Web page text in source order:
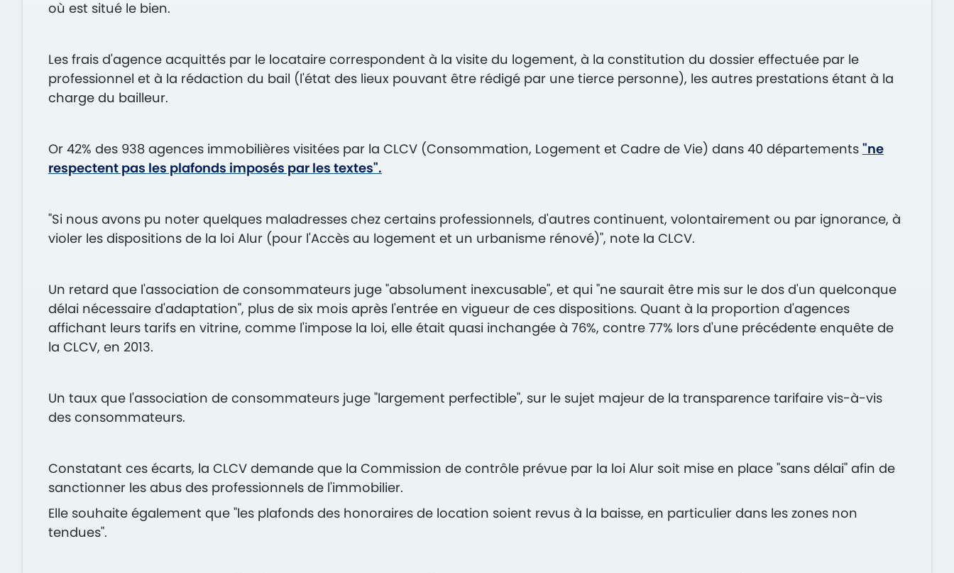
où est situé le bien.
Les frais d'agence acquittés par le locataire correspondent à la visite du logement, à la constitution du dossier effectuée par le
professionnel et à la rédaction du bail (l'état des lieux pouvant être rédigé par une tierce personne), les autres prestations étant à la
charge du bailleur.
Or 42% des 938 agences immobilières visitées par la CLCV (Consommation, Logement et Cadre de Vie) dans 40 départements "ne
respectent pas les plafonds imposés par les textes".
"Si nous avons pu noter quelques maladresses chez certains professionnels, d'autres continuent, volontairement ou par ignorance, à
violer les dispositions de la loi Alur (pour l'Accès au logement et un urbanisme rénové)", note la CLCV.
Un retard que l'association de consommateurs juge "absolument inexcusable", et qui "ne saurait être mis sur le dos d'un quelconque
délai nécessaire d'adaptation", plus de six mois après l'entrée en vigueur de ces dispositions. Quant à la proportion d'agences
affichant leurs tarifs en vitrine, comme l'impose la loi, elle était quasi inchangée à 76%, contre 77% lors d'une précédente enquête de
la CLCV, en 2013.
Un taux que l'association de consommateurs juge "largement perfectible", sur le sujet majeur de la transparence tarifaire vis-à-vis
des consommateurs.
Constatant ces écarts, la CLCV demande que la Commission de contrôle prévue par la loi Alur soit mise en place "sans délai" afin de
sanctionner les abus des professionnels de l'immobilier.
Elle souhaite également que "les plafonds des honoraires de location soient revus à la baisse, en particulier dans les zones non
tendues".